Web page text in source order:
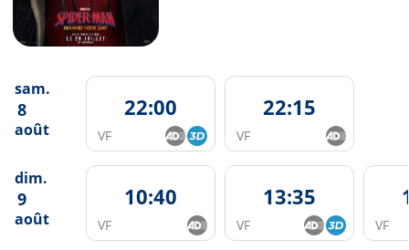
sam.
8
août
22:00
VF
22:15
VF
dim.
9
août
10:40
VF
13:35
VF VF